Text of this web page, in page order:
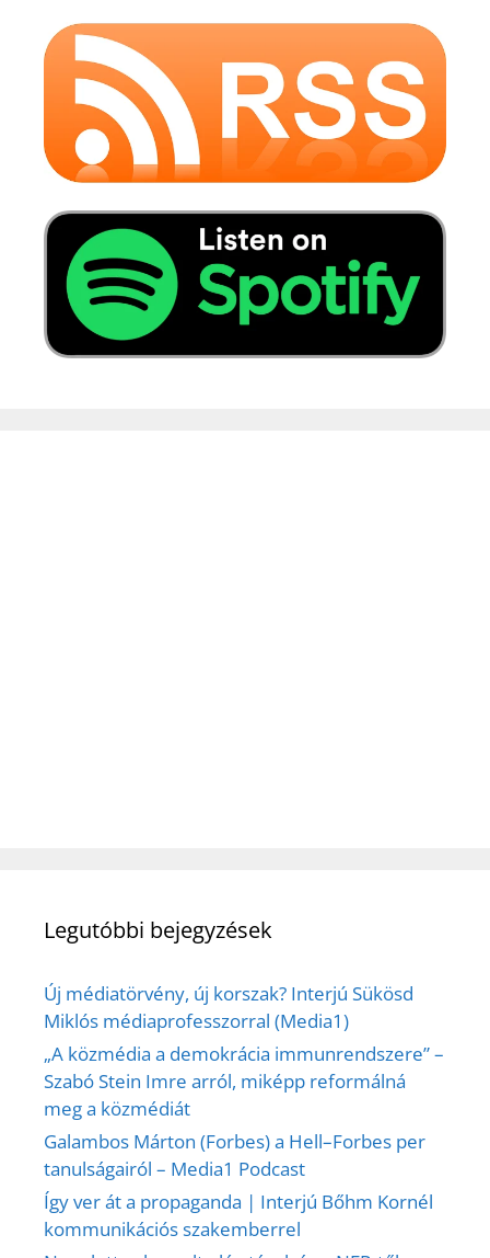
Legutóbbi bejegyzések
Új médiatörvény, új korszak? Interjú Sükösd
Miklós médiaprofesszorral (Media1)
„A közmédia a demokrácia immunrendszere” –
Szabó Stein Imre arról, miképp reformálná
meg a közmédiát
Galambos Márton (Forbes) a Hell–Forbes per
tanulságairól – Media1 Podcast
Így ver át a propaganda | Interjú Bőhm Kornél
kommunikációs szakemberrel